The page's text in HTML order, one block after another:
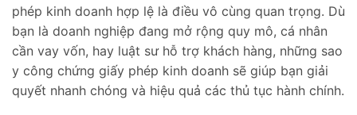
phép kinh doanh hợp lệ là điều vô cùng quan trọng. Dù
bạn là doanh nghiệp đang mở rộng quy mô, cá nhân
cần vay vốn, hay luật sư hỗ trợ khách hàng, những sao
y công chứng giấy phép kinh doanh sẽ giúp bạn giải
quyết nhanh chóng và hiệu quả các thủ tục hành chính.